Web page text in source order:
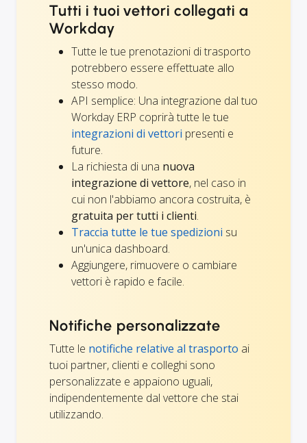
Tutti i tuoi vettori collegati a
Workday
Tutte le tue prenotazioni di trasporto
potrebbero essere effettuate allo
stesso modo.
API semplice: Una integrazione dal tuo
Workday ERP coprirà tutte le tue
integrazioni di vettori presenti e
future.
La richiesta di una nuova
integrazione di vettore, nel caso in
cui non l'abbiamo ancora costruita, è
gratuita per tutti i clienti.
Traccia tutte le tue spedizioni su
un'unica dashboard.
Aggiungere, rimuovere o cambiare
vettori è rapido e facile.
Notifiche personalizzate
Tutte le notifiche relative al trasporto ai
tuoi partner, clienti e colleghi sono
personalizzate e appaiono uguali,
indipendentemente dal vettore che stai
utilizzando.